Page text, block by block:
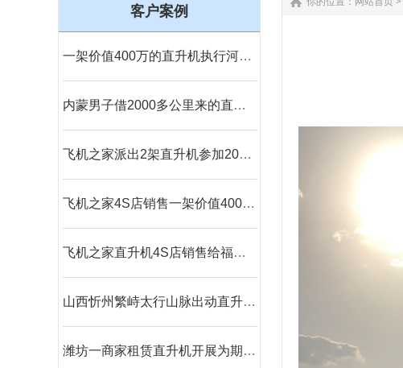
客户案例
一架价值400万的直升机执行河南商丘林业飞防
内蒙男子借2000多公里来的直升机520向女友求婚
飞机之家派出2架直升机参加2019沈阳法库航展
飞机之家4S店销售一架价值400万直升机
飞机之家直升机4S店销售给福建泉州一学校一架直升机
山西忻州繁峙太行山脉出动直升机禁毒
潍坊一商家租赁直升机开展为期一个月静态展览